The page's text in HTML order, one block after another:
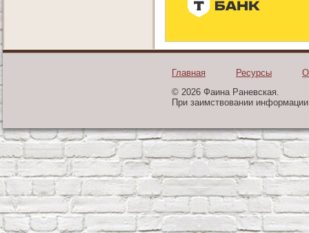
Главная Ресурсы
© 2026 Фаина Раневская.
При заимствовании